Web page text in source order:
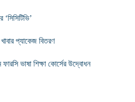
প্যাকেজ বিতরণ
ভাষা শিক্ষা কোর্সের উদ্বোধন